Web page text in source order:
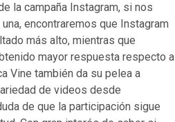
la campaña Instagram, si nos
encontraremos que Instagram
más alto, mientras que
mayor respuesta respecto a
Vine también da su pelea a
de videos desde
de que la participación sigue